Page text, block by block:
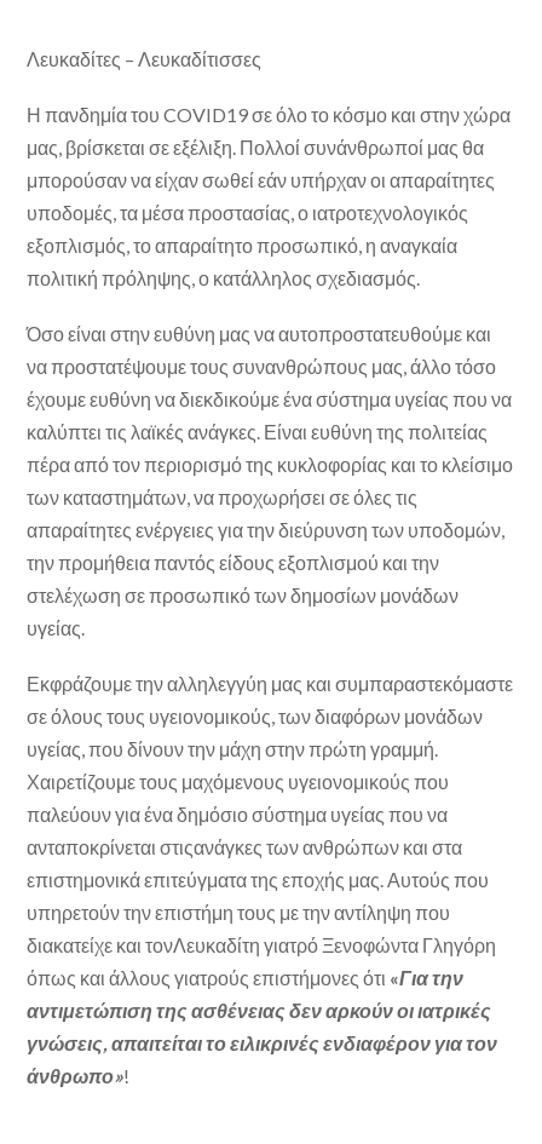
Λευκαδίτες – Λευκαδίτισσες
Η πανδημία του COVID19 σε όλο το κόσμο και στην χώρα
μας, βρίσκεται σε εξέλιξη. Πολλοί συνάνθρωποί μας θα
μπορούσαν να είχαν σωθεί εάν υπήρχαν οι απαραίτητες
υποδομές, τα μέσα προστασίας, ο ιατροτεχνολογικός
εξοπλισμός, το απαραίτητο προσωπικό, η αναγκαία
πολιτική πρόληψης, ο κατάλληλος σχεδιασμός.
Όσο είναι στην ευθύνη μας να αυτοπροστατευθούμε και
να προστατέψουμε τους συνανθρώπους μας, άλλο τόσο
έχουμε ευθύνη να διεκδικούμε ένα σύστημα υγείας που να
καλύπτει τις λαϊκές ανάγκες. Είναι ευθύνη της πολιτείας
πέρα από τον περιορισμό της κυκλοφορίας και το κλείσιμο
των καταστημάτων, να προχωρήσει σε όλες τις
απαραίτητες ενέργειες για την διεύρυνση των υποδομών,
την προμήθεια παντός είδους εξοπλισμού και την
στελέχωση σε προσωπικό των δημοσίων μονάδων
υγείας.
Εκφράζουμε την αλληλεγγύη μας και συμπαραστεκόμαστε
σε όλους τους υγειονομικούς, των διαφόρων μονάδων
υγείας, που δίνουν την μάχη στην πρώτη γραμμή.
Χαιρετίζουμε τους μαχόμενους υγειονομικούς που
παλεύουν για ένα δημόσιο σύστημα υγείας που να
ανταποκρίνεται στιςανάγκες των ανθρώπων και στα
επιστημονικά επιτεύγματα της εποχής μας. Αυτούς που
υπηρετούν την επιστήμη τους με την αντίληψη που
διακατείχε και τονΛευκαδίτη γιατρό Ξενοφώντα Γληγόρη
όπως και άλλους γιατρούς επιστήμονες ότι «Για την
αντιμετώπιση της ασθένειας δεν αρκούν οι ιατρικές
γνώσεις, απαιτείται το ειλικρινές ενδιαφέρον για τον
άνθρωπο»!